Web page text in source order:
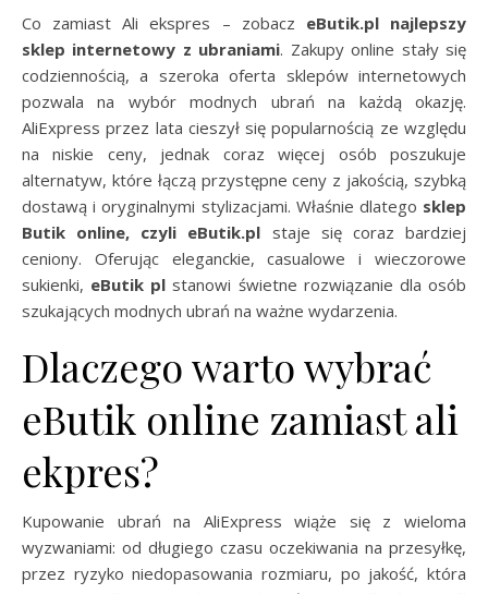
Co zamiast Ali ekspres – zobacz eButik.pl najlepszy
sklep internetowy z ubraniami. Zakupy online stały się
codziennością, a szeroka oferta sklepów internetowych
pozwala na wybór modnych ubrań na każdą okazję.
AliExpress przez lata cieszył się popularnością ze względu
na niskie ceny, jednak coraz więcej osób poszukuje
alternatyw, które łączą przystępne ceny z jakością, szybką
dostawą i oryginalnymi stylizacjami. Właśnie dlatego sklep
Butik online, czyli eButik.pl staje się coraz bardziej
ceniony. Oferując eleganckie, casualowe i wieczorowe
sukienki, eButik pl stanowi świetne rozwiązanie dla osób
szukających modnych ubrań na ważne wydarzenia.
Dlaczego warto wybrać
eButik online zamiast ali
ekpres?
Kupowanie ubrań na AliExpress wiąże się z wieloma
wyzwaniami: od długiego czasu oczekiwania na przesyłkę,
przez ryzyko niedopasowania rozmiaru, po jakość, która